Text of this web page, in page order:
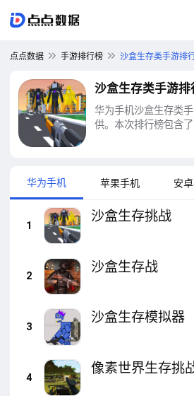
点点数据 手游排行榜 沙盒生存类手游排
沙盒生存类手游排
华为手机沙盒生存类
供。本次排行榜包含
生存战、沙盒生存模
模组等十大沙盒生存类
华为手机 苹果手机 安
1
沙盒生存挑战
2
沙盒生存战
3
沙盒生存模拟器
4
像素世界生存挑